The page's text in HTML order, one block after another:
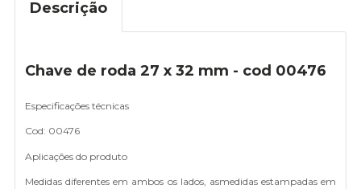
Descrição
Chave de roda 27 x 32 mm - cod 00476
Especificações técnicas
Cod: 00476
Aplicações do produto
Medidas diferentes em ambos os lados, asmedidas estampadas em